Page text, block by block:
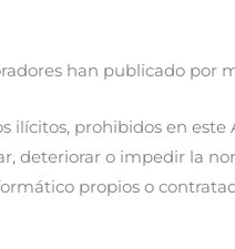
han publicado por
prohibidos en este
deteriorar o impedir la
propios o